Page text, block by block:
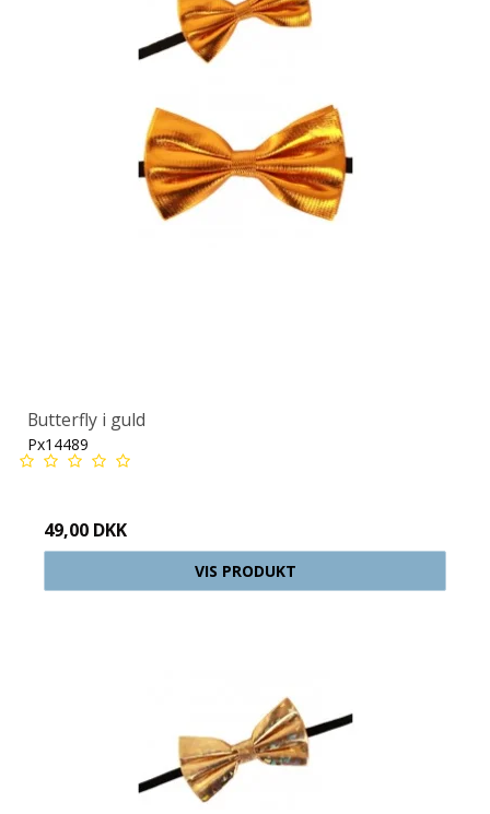
Butterfly i guld
Px14489
49,00 DKK
VIS PRODUKT